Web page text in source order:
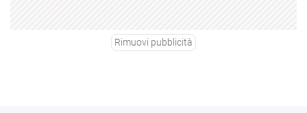
Rimuovi pubblicità